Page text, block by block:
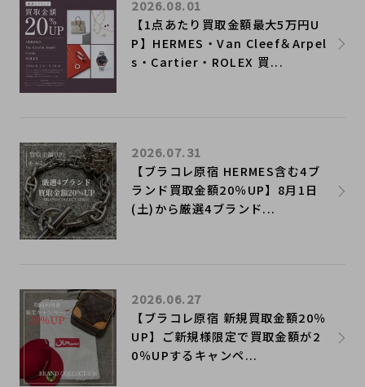
【1点あたり買取金額最大5万円U
P】HERMES・Van Cleef＆Arpel
s・Cartier・ROLEX 買...
2026.08.01
【ブラコレ原宿 HERMES含む4ブ
ランド買取金額20％UP】8月1日
(土)から厳選4ブランド...
2026.07.31
【ブラコレ原宿 新規買取金額20％
UP】ご新規様限定で買取金額が2
0％UPするキャンペ...
2026.06.27